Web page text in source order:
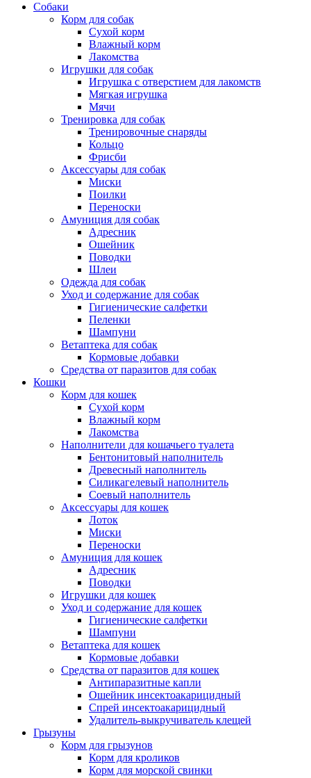
Собаки
Корм для собак
Сухой корм
Влажный корм
Лакомства
Игрушки для собак
Игрушка с отверстием для лакомств
Мягкая игрушка
Мячи
Тренировка для собак
Тренировочные снаряды
Кольцо
Фрисби
Аксессуары для собак
Миски
Поилки
Переноски
Амуниция для собак
Адресник
Ошейник
Поводки
Шлеи
Одежда для собак
Уход и содержание для собак
Гигиенические салфетки
Пеленки
Шампуни
Ветаптека для собак
Кормовые добавки
Средства от паразитов для собак
Кошки
Корм для кошек
Сухой корм
Влажный корм
Лакомства
Наполнители для кошачьего туалета
Бентонитовый наполнитель
Древесный наполнитель
Силикагелевый наполнитель
Соевый наполнитель
Аксессуары для кошек
Лоток
Миски
Переноски
Амуниция для кошек
Адресник
Поводки
Игрушки для кошек
Уход и содержание для кошек
Гигиенические салфетки
Шампуни
Ветаптека для кошек
Кормовые добавки
Средства от паразитов для кошек
Антипаразитные капли
Ошейник инсектоакарицидный
Спрей инсектоакарицидный
Удалитель-выкручиватель клещей
Грызуны
Корм для грызунов
Корм для кроликов
Корм для морской свинки